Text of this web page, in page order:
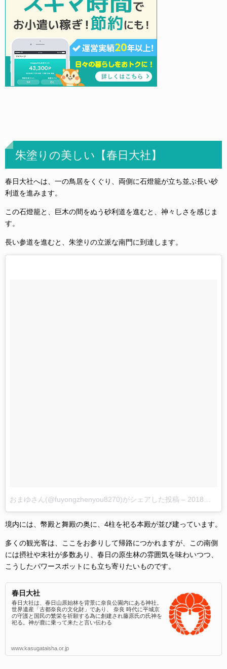
朱塗りの美しい【春日大社】
春日大社へは、一の鳥居をくぐり、両側に石燈籠が立ち並ぶ長い砂
利道を進みます。
この石燈籠と、巨木の間をぬう砂利道を進むと、神々しさを感じま
す。
長い参道を進むと、朱塗りの立派な南門に到達します。
おまゆさん(@fuyongzhenyou8270)がシェアした投稿 – 2018年 8月月18日午前8時27分PDT
境内には、幣殿と舞殿の奥に、4柱を祀る本殿が並び建っています。
多くの観光客は、ここをお参りして帰路につかれますが、この南側
には摂社や末社が多数あり、春日の原生林の雰囲気を味わいつつ、
こうしたパワースポットにも立ち寄りたいものです。
春日大社
春日大社は、春日山原始林を背景に奈良公園内にある神社。
世界遺産「古都奈良の文化財」であり、 奈良 時代に平城京
の守護と国民の繁栄を祈願する為に創建され藤原氏の氏神を
祀る。神が鹿に乗って来たと言い伝わる
www.kasugataisha.or.jp